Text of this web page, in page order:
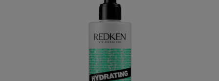
SABRINA CARPENTER X ABC